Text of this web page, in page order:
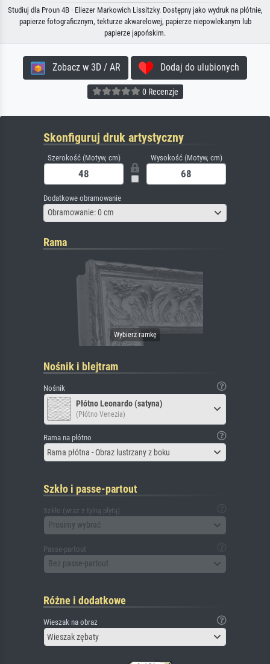
Studiuj dla Proun 4B · Eliezer Markowich Lissitzky. Dostępny jako wydruk na płótnie,
papierze fotograficznym, tekturze akwarelowej, papierze niepowlekanym lub
papierze japońskim.
Zobacz w 3D / AR Dodaj do ulubionych
0 Recenzje
Skonfiguruj druk artystyczny
Szerokość (Motyw, cm) Wysokość (Motyw, cm)
Dodatkowe obramowanie
Obramowanie: 0 cm
Rama
Nośnik i blejtram
Nośnik
Płótno Leonardo (satyna)
(Płótno Venezia)
Rama na płótno
Rama płótna - Obraz lustrzany z boku
Szkło i passe-partout
Szkło (wraz z tylną płytą)
Prosimy wybrać
Passe-partout
Bez passe-partout
Różne i dodatkowe
Wieszak na obraz
Wieszak zębaty